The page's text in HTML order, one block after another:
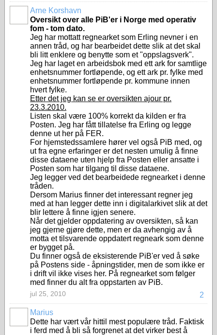
Arne Korshavn
Oversikt over alle PiB'er i Norge med operativ
fom - tom dato.
Jeg har mottatt regnearket som Erling nevner i en
annen tråd, og har bearbeidet dette slik at det skal
bli litt enklere og benytte som et "oppslagsverk".
Jeg har laget en arbeidsbok med ett ark for samtlige
enhetsnummer fortløpende, og ett ark pr. fylke med
enhetsnummer fortløpende pr. kommune innen
hvert fylke.
Etter det jeg kan se er oversikten ajour pr.
23.3.2010.
Listen skal være 100% korrekt da kilden er fra
Posten. Jeg har fått tillatelse fra Erling og legge
denne ut her på FER.
For hjemstedssamlere hører vel også PiB med, og
ut fra egne erfaringer er det nesten umulig å finne
disse dataene uten hjelp fra Posten eller ansatte i
Posten som har tilgang til disse dataene.
Jeg legger ved det bearbeidede regnearket i denne
tråden.
Dersom Marius finner det interessant regner jeg
med at han legger dette inn i digitalarkivet slik at det
blir lettere å finne igjen senere.
Når det gjelder oppdatering av oversikten, så kan
jeg gjerne gjøre dette, men er da avhengig av å
motta et tilsvarende oppdatert regneark som denne
er bygget på.
Du finner også de eksisterende PiB'er ved å søke
på Postens side - åpningstider, men de som ikke er
i drift vil ikke vises her. På regnearket som følger
med finner du alt fra oppstarten av PiB.
2
jul 25, 2010
Marius
Dette har vært vår hittil mest populære tråd. Faktisk
i ferd med å bli så forgrenet at det virker best å